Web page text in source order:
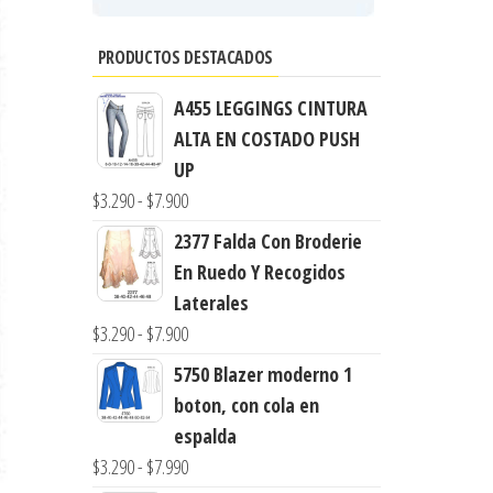
PRODUCTOS DESTACADOS
A455 LEGGINGS CINTURA
ALTA EN COSTADO PUSH
UP
$3.290- $7.900Rango
de
precios:
desde
$3.290
$7.900
2377 Falda Con Broderie
En Ruedo Y Recogidos
Laterales
$3.290- $7.900Rango
de
precios:
desde
$3.290
5750 Blazer moderno 1
boton, con cola en
espalda
$3.290- $7.990Rango